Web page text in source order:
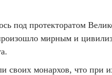
под протекторатом
мирным и
своих монархов, что